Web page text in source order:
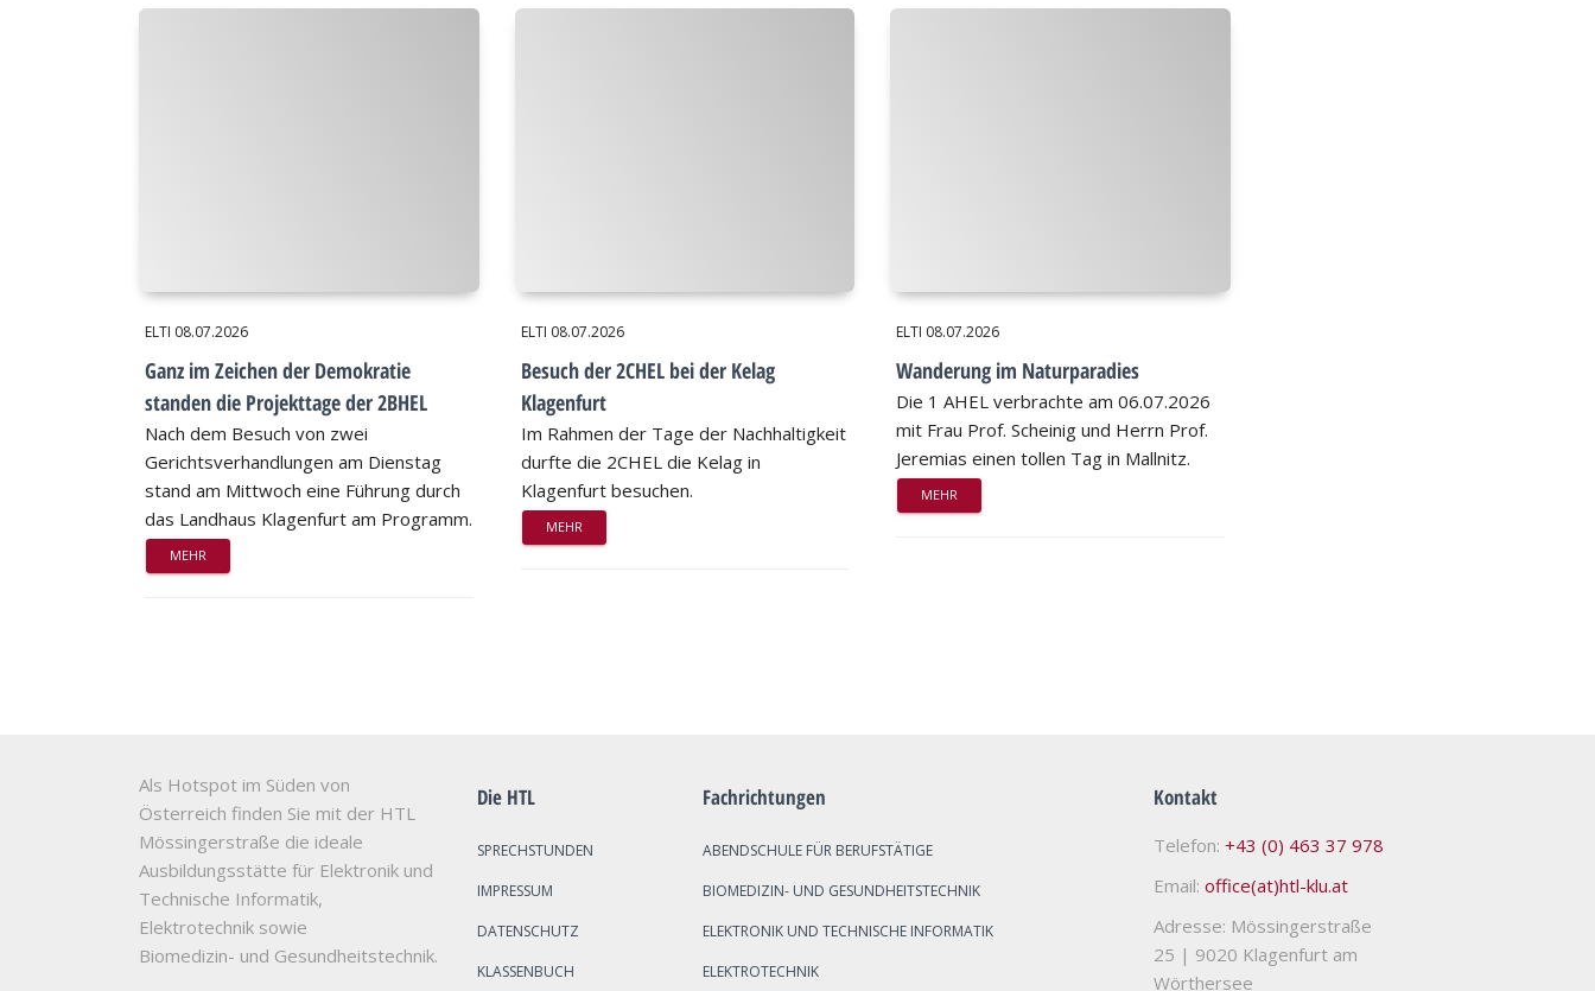
ELTI 08.07.2026
Ganz im Zeichen der Demokratie
standen die Projekttage der 2BHEL
Nach dem Besuch von zwei
Gerichtsverhandlungen am Dienstag
stand am Mittwoch eine Führung durch
das Landhaus Klagenfurt am Programm.
MEHR
ELTI 08.07.2026
Besuch der 2CHEL bei der Kelag
Klagenfurt
Im Rahmen der Tage der Nachhaltigkeit
durfte die 2CHEL die Kelag in
Klagenfurt besuchen.
MEHR
ELTI 08.07.2026
Wanderung im Naturparadies
Die 1 AHEL verbrachte am 06.07.2026
mit Frau Prof. Scheinig und Herrn Prof.
Jeremias einen tollen Tag in Mallnitz.
MEHR
Als Hotspot im Süden von
Österreich finden Sie mit der HTL
Mössingerstraße die ideale
Ausbildungsstätte für Elektronik und
Technische Informatik,
Elektrotechnik sowie
Biomedizin- und Gesundheitstechnik.
Die HTL
SPRECHSTUNDEN
IMPRESSUM
DATENSCHUTZ
KLASSENBUCH
Fachrichtungen
ABENDSCHULE FÜR BERUFSTÄTIGE
BIOMEDIZIN- UND GESUNDHEITSTECHNIK
ELEKTRONIK UND TECHNISCHE INFORMATIK
ELEKTROTECHNIK
Kontakt
Telefon: +43 (0) 463 37 978
Email: office(at)htl-klu.at
Adresse: Mössingerstraße
25 | 9020 Klagenfurt am
Wörthersee